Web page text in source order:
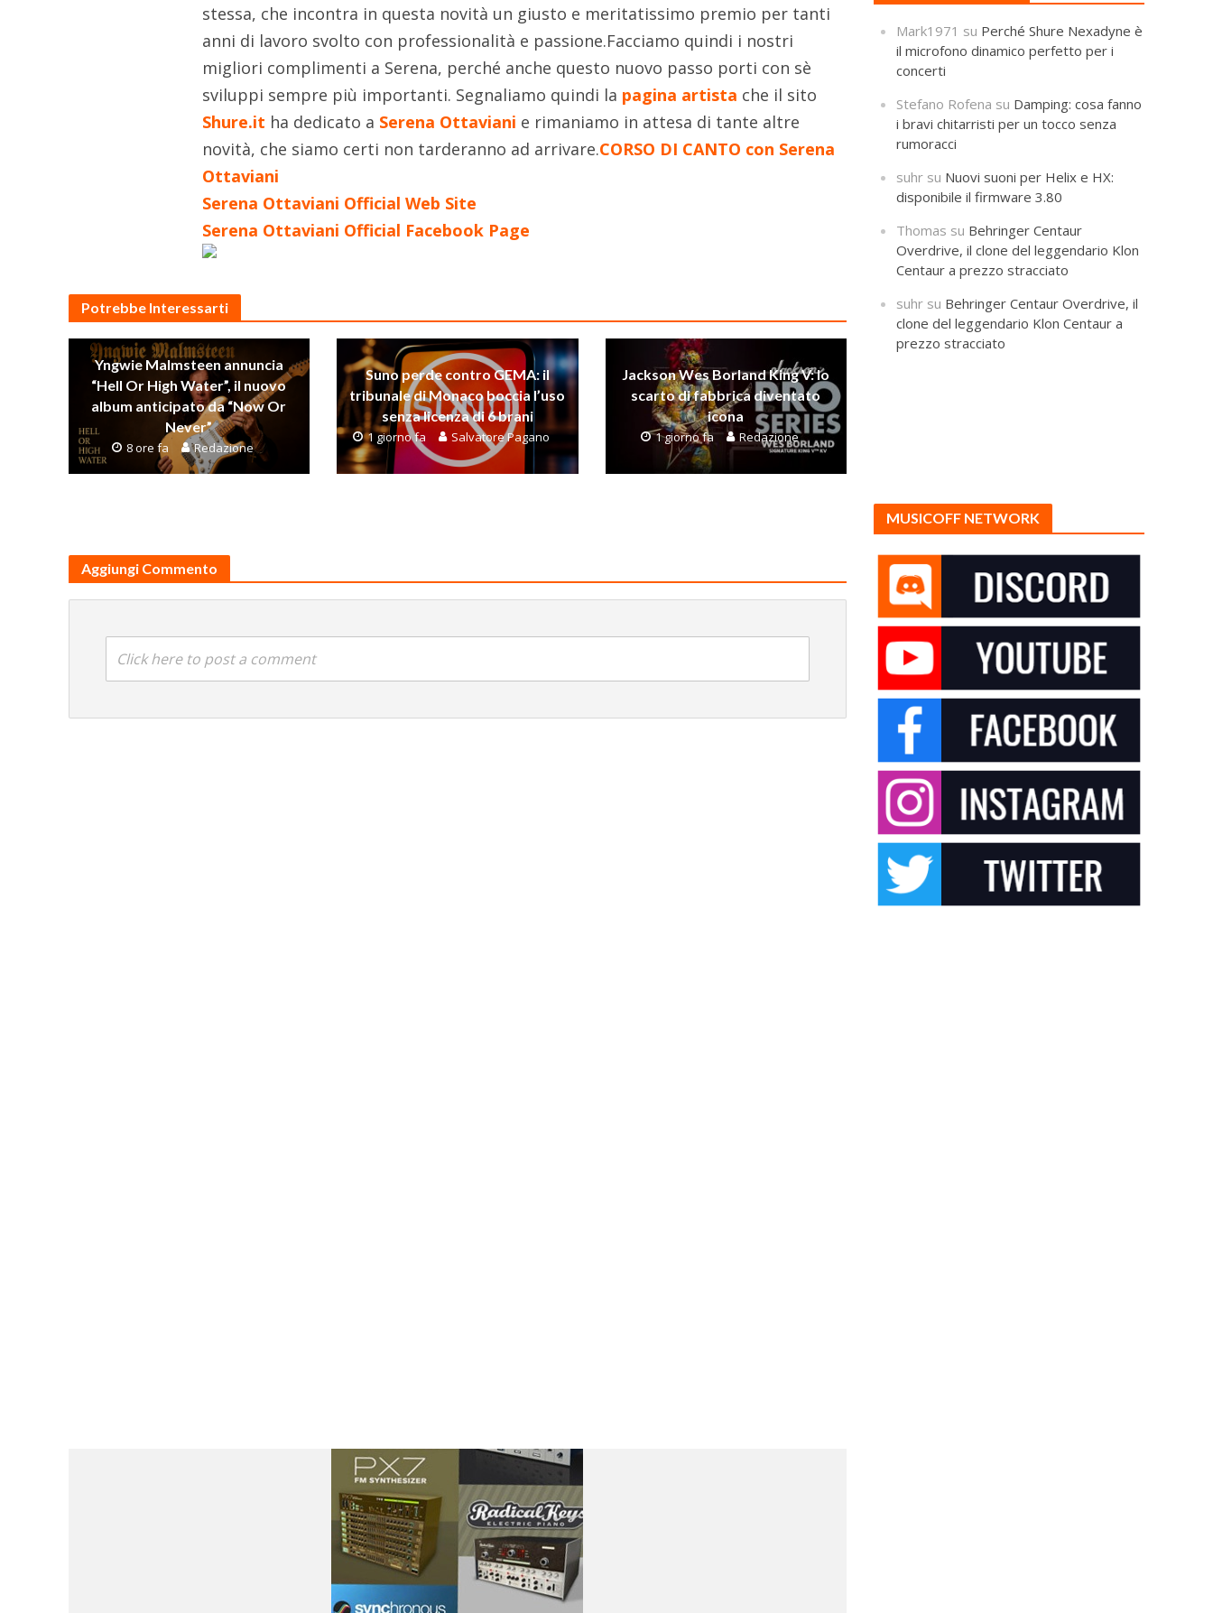
stessa, che incontra in questa novità un giusto e meritatissimo premio per tanti
anni di lavoro svolto con professionalità e passione.Facciamo quindi i nostri
migliori complimenti a Serena, perché anche questo nuovo passo porti con sè
sviluppi sempre più importanti. Segnaliamo quindi la pagina artista che il sito
Shure.it ha dedicato a Serena Ottaviani e rimaniamo in attesa di tante altre
novità, che siamo certi non tarderanno ad arrivare.CORSO DI CANTO con Serena
Ottaviani
Serena Ottaviani Official Web Site
Serena Ottaviani Official Facebook Page
Potrebbe Interessarti
Yngwie Malmsteen annuncia
“Hell Or High Water”, il nuovo
album anticipato da “Now Or
Never”
8 ore fa Redazione
Suno perde contro GEMA: il
tribunale di Monaco boccia l’uso
senza licenza di 6 brani
1 giorno fa Salvatore Pagano
Jackson Wes Borland King V: lo
scarto di fabbrica diventato
icona
1 giorno fa Redazione
Aggiungi Commento
Click here to post a comment
Mark1971 su Perché Shure Nexadyne è
il microfono dinamico perfetto per i
concerti
Stefano Rofena su Damping: cosa fanno
i bravi chitarristi per un tocco senza
rumoracci
suhr su Nuovi suoni per Helix e HX:
disponibile il firmware 3.80
Thomas su Behringer Centaur
Overdrive, il clone del leggendario Klon
Centaur a prezzo stracciato
suhr su Behringer Centaur Overdrive, il
clone del leggendario Klon Centaur a
prezzo stracciato
MUSICOFF NETWORK